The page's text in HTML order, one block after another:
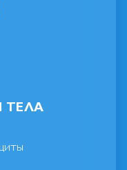
ТЕЛА